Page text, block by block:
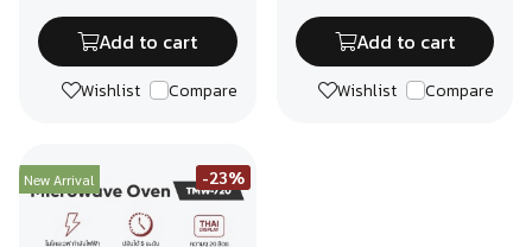
Add to cart
Wishlist Compare
Add to cart
Wishlist Compare
New Arrival -23%